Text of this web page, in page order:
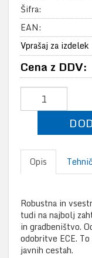
Šifra:
EAN:
Vprašaj za izdelek
Cena z DDV:
Opis
Robustna in
tudi na najbolj
in gradbeništvo.
odobritve ECE.
javnih cestah.